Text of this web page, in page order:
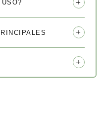
+
+
+